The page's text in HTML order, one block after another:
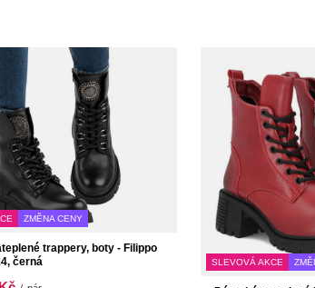
ZMĚNA CENY
trappery, boty - Filippo
černá
SLEVOVÁ AKCE